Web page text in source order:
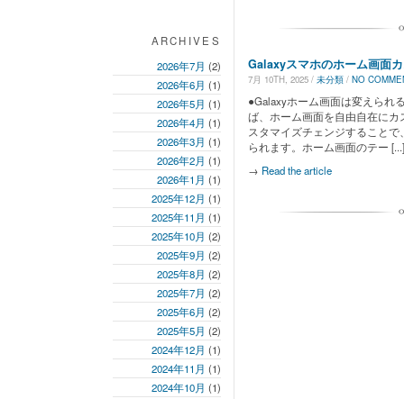
ARCHIVES
2026年7月 (2)
2026年6月 (1)
2026年5月 (1)
2026年4月 (1)
2026年3月 (1)
2026年2月 (1)
2026年1月 (1)
2025年12月 (1)
2025年11月 (1)
2025年10月 (2)
2025年9月 (2)
2025年8月 (2)
2025年7月 (2)
2025年6月 (2)
2025年5月 (2)
2024年12月 (1)
2024年11月 (1)
2024年10月 (1)
Galaxyスマホのホーム画面
7月 10TH, 2025 / 未分類 / NO
●Galaxyホーム画面は変えられ
ば、ホーム画面を自由自在に
スタマイズチェンジすること
られます。ホーム画面のテー [...]
→ Read the article